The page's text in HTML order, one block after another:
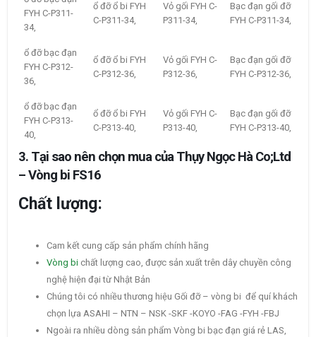
FYH C-P311-
34,
ổ đỡ ổ bi FYH
C-P311-34,
Vỏ gối FYH C-
P311-34,
Bạc đạn gối đỡ
FYH C-P311-34,
ổ đỡ bạc đạn
FYH C-P312-
36,
ổ đỡ ổ bi FYH
C-P312-36,
Vỏ gối FYH C-
P312-36,
Bạc đạn gối đỡ
FYH C-P312-36,
ổ đỡ bạc đạn
FYH C-P313-
40,
ổ đỡ ổ bi FYH
C-P313-40,
Vỏ gối FYH C-
P313-40,
Bạc đạn gối đỡ
FYH C-P313-40,
3. Tại sao nên chọn mua của Thụy Ngọc Hà Co;Ltd
– Vòng bi FS16
Chất lượng:
Cam kết cung cấp sản phẩm chính hãng
Vòng bi chất lượng cao, được sản xuất trên dây chuyền công
nghệ hiện đại từ Nhật Bản
Chúng tôi có nhiều thương hiệu Gối đỡ – vòng bi để quí khách
chọn lựa ASAHI – NTN – NSK -SKF -KOYO -FAG -FYH -FBJ
Ngoài ra nhiều dòng sản phẩm Vòng bi bạc đạn giá rẻ LAS,